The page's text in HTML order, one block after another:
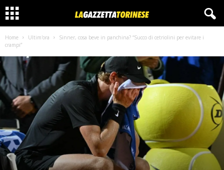
Home Ultim'ora
Sinner, cosa beve in panchina? “Succo di cetriolini per evitare i
crampi”